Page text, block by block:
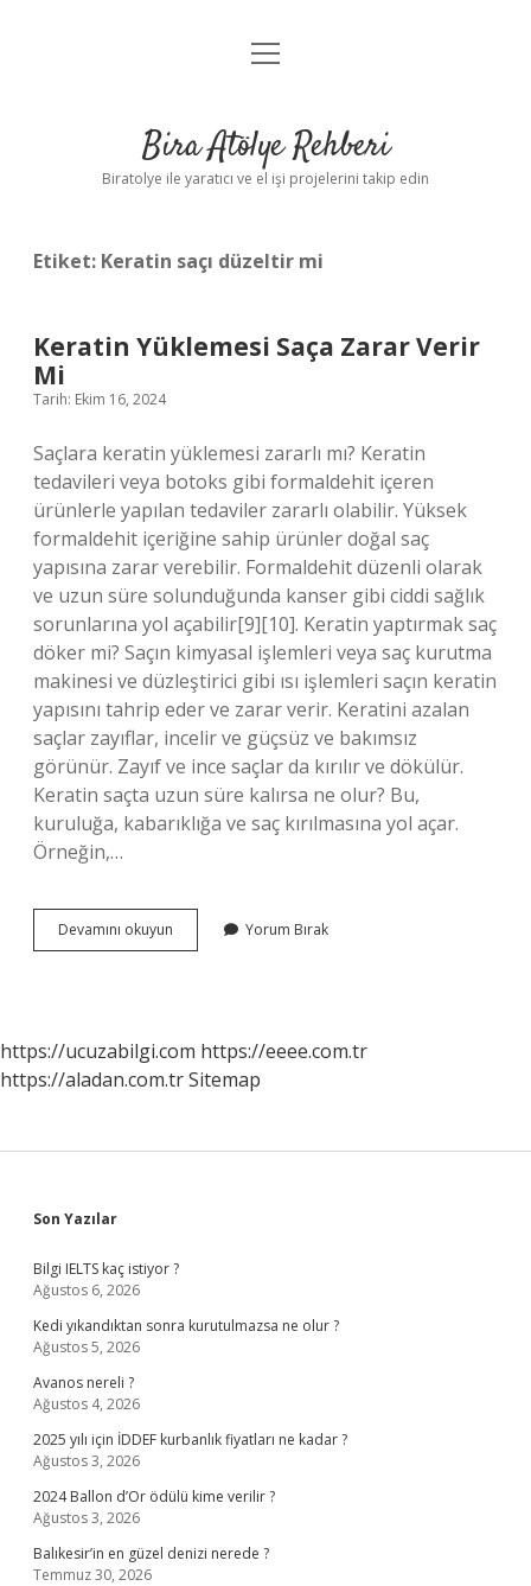
Anasayfa
Yasal Uyarı
menüyü
Bira Atölye Rehberi
Biratolye ile yaratıcı ve el işi projelerini takip edin
Etiket: Keratin saçı düzeltir mi
Keratin Yüklemesi Saça Zarar Verir
Mi
Tarih: Ekim 16, 2024
Saçlara keratin yüklemesi zararlı mı? Keratin
tedavileri veya botoks gibi formaldehit içeren
ürünlerle yapılan tedaviler zararlı olabilir. Yüksek
formaldehit içeriğine sahip ürünler doğal saç
yapısına zarar verebilir. Formaldehit düzenli olarak
ve uzun süre solunduğunda kanser gibi ciddi sağlık
sorunlarına yol açabilir[9][10]. Keratin yaptırmak saç
döker mi? Saçın kimyasal işlemleri veya saç kurutma
makinesi ve düzleştirici gibi ısı işlemleri saçın keratin
yapısını tahrip eder ve zarar verir. Keratini azalan
saçlar zayıflar, incelir ve güçsüz ve bakımsız
görünür. Zayıf ve ince saçlar da kırılır ve dökülür.
Keratin saçta uzun süre kalırsa ne olur? Bu,
kuruluğa, kabarıklığa ve saç kırılmasına yol açar.
Örneğin,…
Devamını okuyun
Yüklemesi
Yorum Bırak
https://ucuzabilgi.com https://eeee.com.tr
https://aladan.com.trSitemap
Sidebar
Son Yazılar
Bilgi IELTS kaç istiyor ?
Ağustos 6, 2026
Kedi yıkandıktan sonra kurutulmazsa ne olur ?
Ağustos 5, 2026
Avanos nereli ?
Ağustos 4, 2026
2025 yılı için İDDEF kurbanlık fiyatları ne kadar ?
Ağustos 3, 2026
2024 Ballon d’Or ödülü kime verilir ?
Ağustos 3, 2026
Balıkesir’in en güzel denizi nerede ?
Temmuz 30, 2026